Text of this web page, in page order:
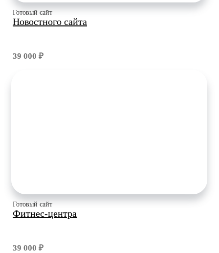
Готовый сайт
Новостного сайта
39 000 ₽
Готовый сайт
Фитнес-центра
39 000 ₽